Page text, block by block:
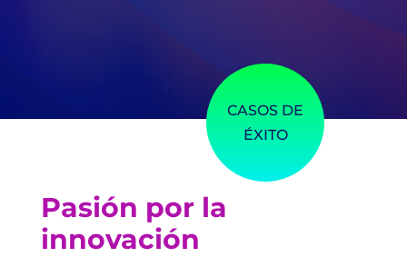
CASOS DE
ÉXITO
Pasión por la
innovación